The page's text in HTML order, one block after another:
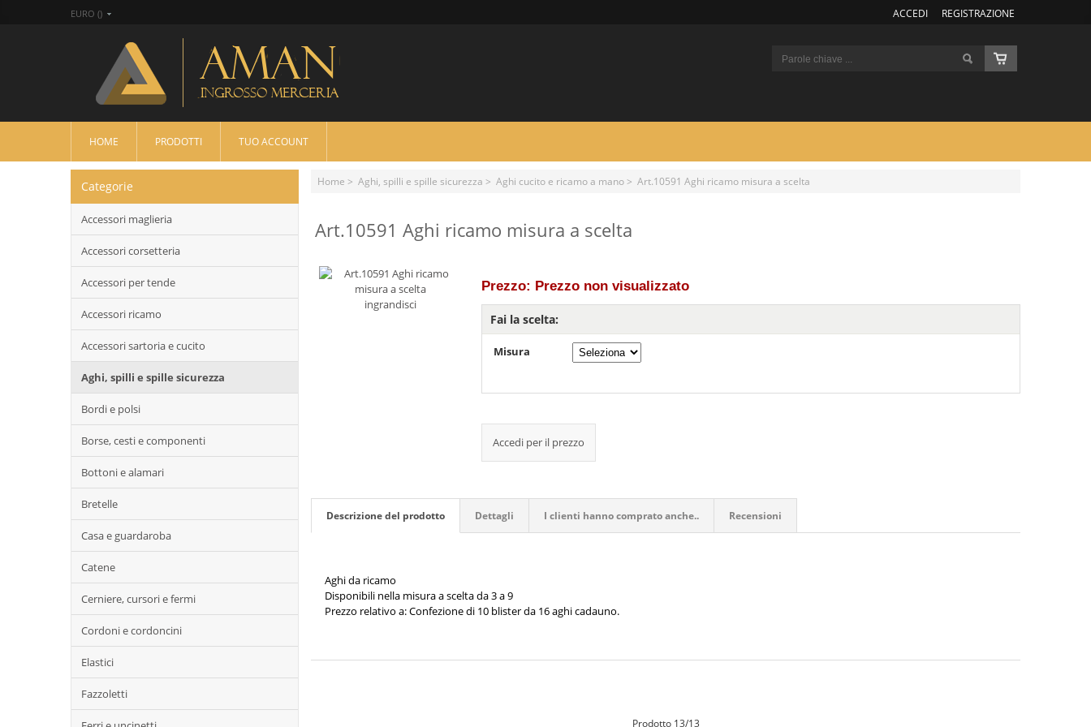
ACCEDI REGISTRAZIONE
EURO ()
HOME PRODOTTI TUO ACCOUNT
Categorie
Accessori maglieria
Accessori corsetteria
Accessori per tende
Accessori ricamo
Accessori sartoria e cucito
Aghi, spilli e spille sicurezza
Bordi e polsi
Borse, cesti e componenti
Bottoni e alamari
Bretelle
Casa e guardaroba
Catene
Cerniere, cursori e fermi
Cordoni e cordoncini
Elastici
Fazzoletti
Home >Aghi, spilli e spille sicurezza >Aghi cucito e ricamo a mano> Art.10591 Aghi ricamo misura a scelta
Art.10591 Aghi ricamo misura a scelta
ingrandisci
Prezzo: Prezzo non visualizzato
Fai la scelta:
Misura
Accedi per il prezzo
Descrizione del prodotto Dettagli I clienti hanno comprato anche.. Recensioni
Aghi da ricamo
Disponibili nella misura a scelta da 3 a 9
Prezzo relativo a: Confezione di 10 blister da 16 aghi cadauno.
Prodotto 13/13